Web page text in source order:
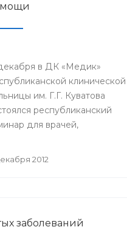
в ДК «Медик»
клинической
им. Г.Г. Куватова
республиканский
для врачей,
антирабической
2012
заболеваний